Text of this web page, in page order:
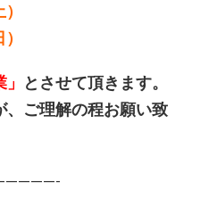
とさせて頂きます。
、ご理解の程お願い致